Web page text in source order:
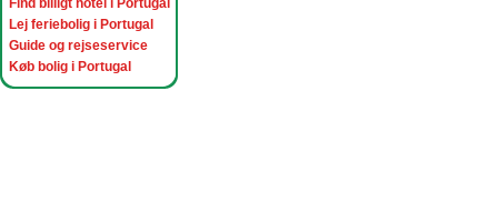
Find billigt hotel i Portugal
Lej feriebolig i Portugal
Guide og rejseservice
Køb bolig i Portugal